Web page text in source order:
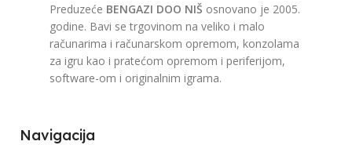
Preduzeće BENGAZI DOO NIŠ osnovano je 2005.
godine. Bavi se trgovinom na veliko i malo
računarima i računarskom opremom, konzolama
za igru kao i pratećom opremom i periferijom,
software-om i originalnim igrama.
Navigacija